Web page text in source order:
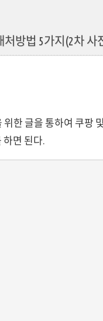
방법 5가지(2차 사
한 글을 통하여 쿠팡
하면 된다.